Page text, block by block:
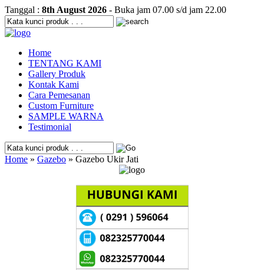
Tanggal : 8th August 2026 - Buka jam 07.00 s/d jam 22.00
Home
TENTANG KAMI
Gallery Produk
Kontak Kami
Cara Pemesanan
Custom Furniture
SAMPLE WARNA
Testimonial
Home » Gazebo » Gazebo Ukir Jati